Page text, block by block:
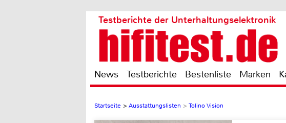
Testberichte der Unterhaltungselektronik
News Testberichte Bestenliste Marken
Startseite > Ausstattungslisten > Tolino Vision